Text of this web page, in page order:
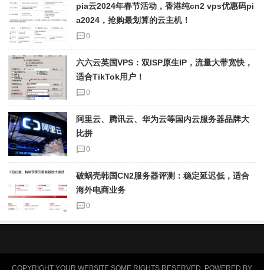
pia云2024年春节活动，香港纯cn2 vps优惠码pi
a2024，抢购最划算的云主机！
0
六六云英国VPS：双ISP原生IP，流量大带宽快，
适合TikTok用户！
0
阿里云、腾讯云、华为云等国内云服务器品牌大
比拼
0
破蜗壳韩国CN2服务器评测：稳定延迟低，适合
海外电商业务
0
COPYRIGHT YOUR WEBSITE.SOME RIGHTS RESERVED. POWERED BY